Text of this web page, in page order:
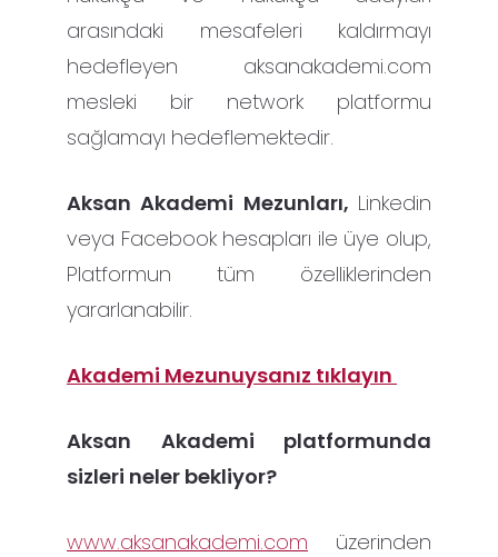
arasındaki mesafeleri kaldırmayı
hedefleyen aksanakademi.com
mesleki bir network platformu
sağlamayı hedeflemektedir.
Aksan Akademi Mezunları, Linkedin
veya Facebook hesapları ile üye olup,
Platformun tüm özelliklerinden
yararlanabilir.
Akademi Mezunuysanız tıklayın
Aksan Akademi platformunda
sizleri neler bekliyor?
www.aksanakademi.com üzerinden